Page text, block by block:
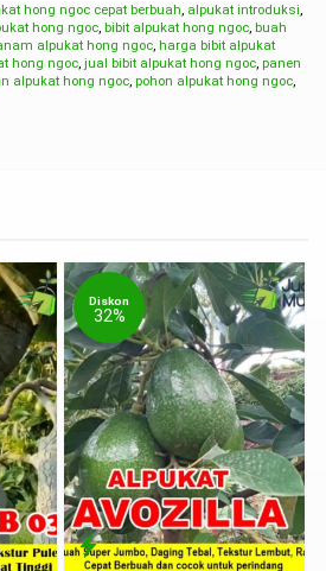
hong ngoc cepat berbuah, alpukat introduksi,
hong ngoc, bibit alpukat hong ngoc, buah
alpukat hong ngoc, harga bibit alpukat
hong ngoc, jual bibit alpukat hong ngoc, panen
alpukat hong ngoc, pohon alpukat hong ngoc,
Diskon
32%